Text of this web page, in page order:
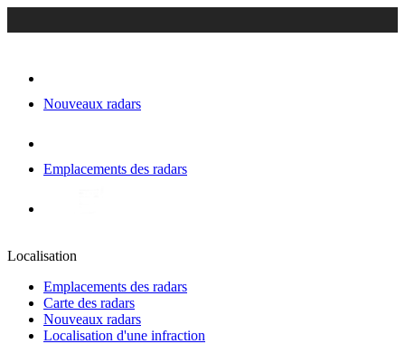
Nouveaux radars
Emplacements des radars
Localisation
Emplacements des radars
Carte des radars
Nouveaux radars
Localisation d'une infraction